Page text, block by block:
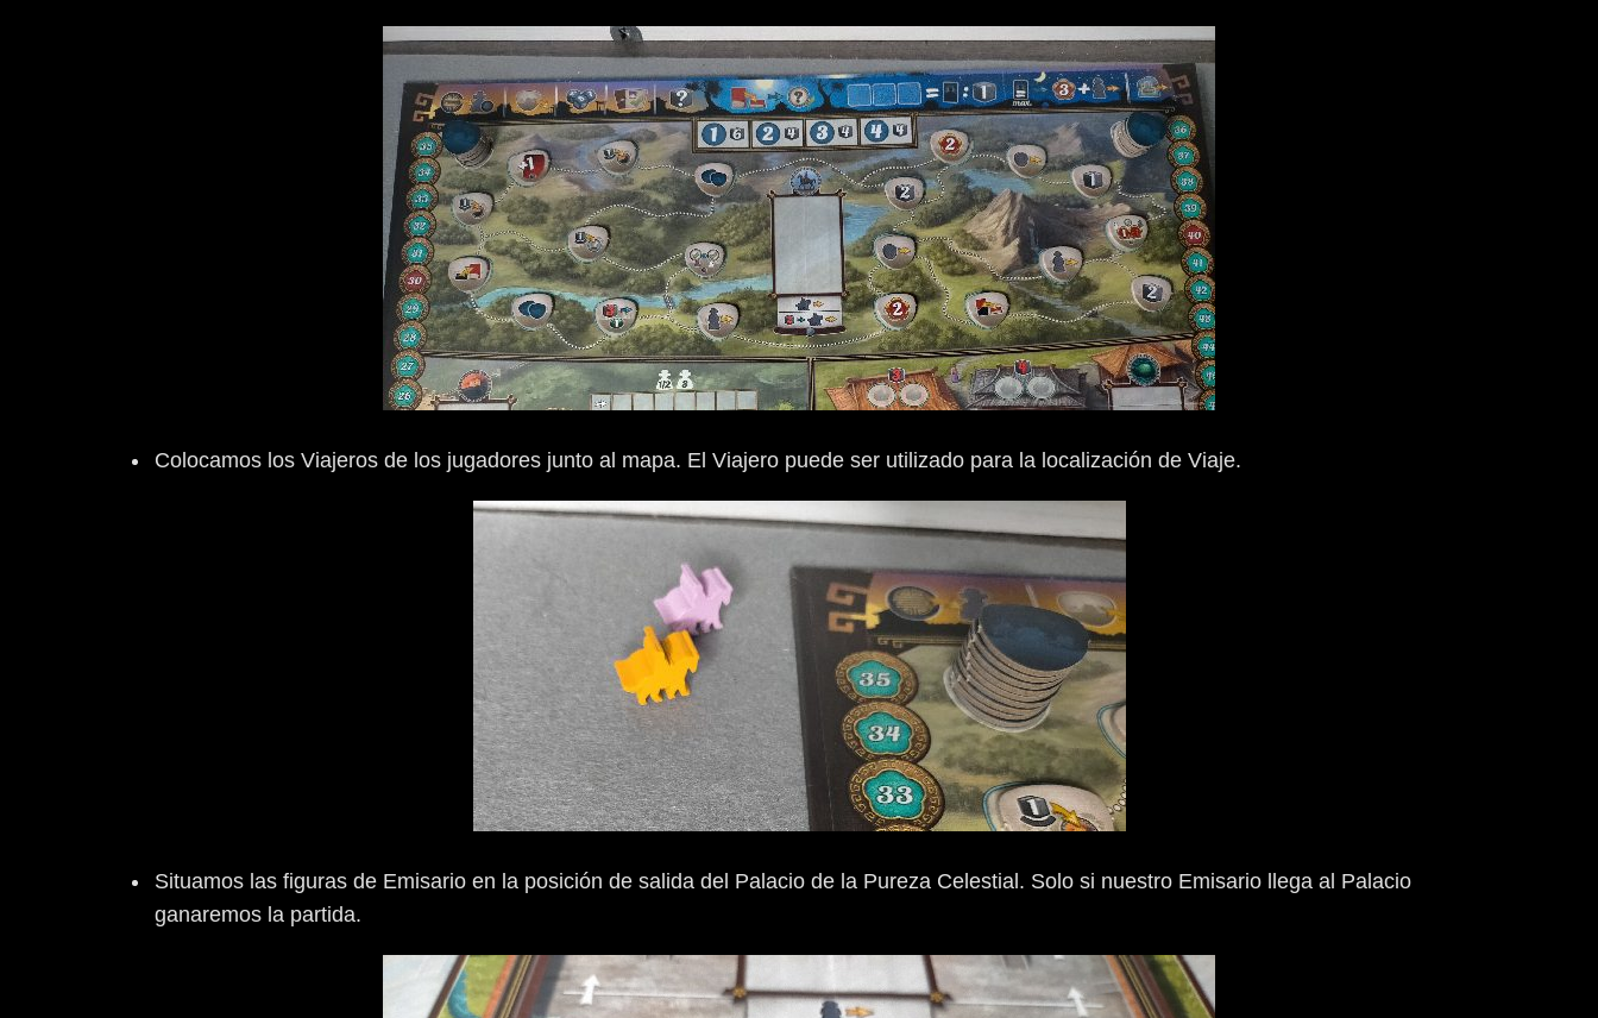
Colocamos los Viajeros de los jugadores junto al mapa. El Viajero puede ser utilizado para la localización de Viaje.
Situamos las figuras de Emisario en la posición de salida del Palacio de la Pureza Celestial. Solo si nuestro Emisario llega al Palacio
ganaremos la partida.